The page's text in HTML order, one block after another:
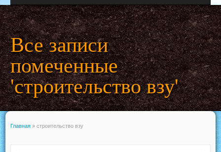
Все записи
помеченные
'строительство взу'
Главная » строительство взу